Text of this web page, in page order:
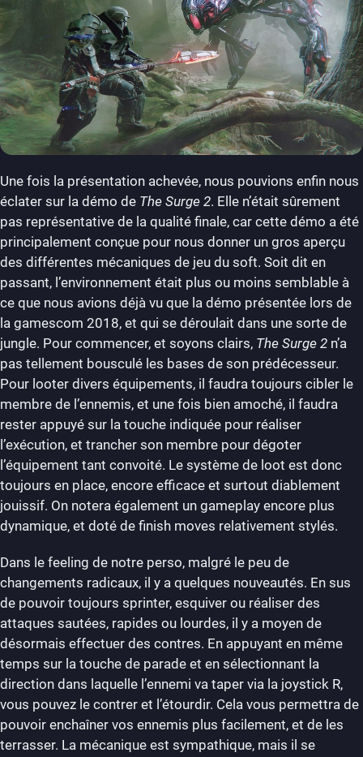
Une fois la présentation achevée, nous pouvions enfin nous
éclater sur la démo de The Surge 2. Elle n’était sûrement
pas représentative de la qualité finale, car cette démo a été
principalement conçue pour nous donner un gros aperçu
des différentes mécaniques de jeu du soft. Soit dit en
passant, l’environnement était plus ou moins semblable à
ce que nous avions déjà vu que la démo présentée lors de
la gamescom 2018, et qui se déroulait dans une sorte de
jungle. Pour commencer, et soyons clairs, The Surge 2 n’a
pas tellement bousculé les bases de son prédécesseur.
Pour looter divers équipements, il faudra toujours cibler le
membre de l’ennemis, et une fois bien amoché, il faudra
rester appuyé sur la touche indiquée pour réaliser
l’exécution, et trancher son membre pour dégoter
l’équipement tant convoité. Le système de loot est donc
toujours en place, encore efficace et surtout diablement
jouissif. On notera également un gameplay encore plus
dynamique, et doté de finish moves relativement stylés.
Dans le feeling de notre perso, malgré le peu de
changements radicaux, il y a quelques nouveautés. En sus
de pouvoir toujours sprinter, esquiver ou réaliser des
attaques sautées, rapides ou lourdes, il y a moyen de
désormais effectuer des contres. En appuyant en même
temps sur la touche de parade et en sélectionnant la
direction dans laquelle l’ennemi va taper via la joystick R,
vous pouvez le contrer et l’étourdir. Cela vous permettra de
pouvoir enchaîner vos ennemis plus facilement, et de les
terrasser. La mécanique est sympathique, mais il se